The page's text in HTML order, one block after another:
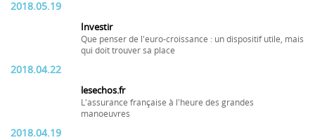
2018.05.19
Investir
Que penser de l'euro-croissance : un dispositif utile, mais
qui doit trouver sa place
2018.04.22
lesechos.fr
L'assurance française à l'heure des grandes
manoeuvres
2018.04.19